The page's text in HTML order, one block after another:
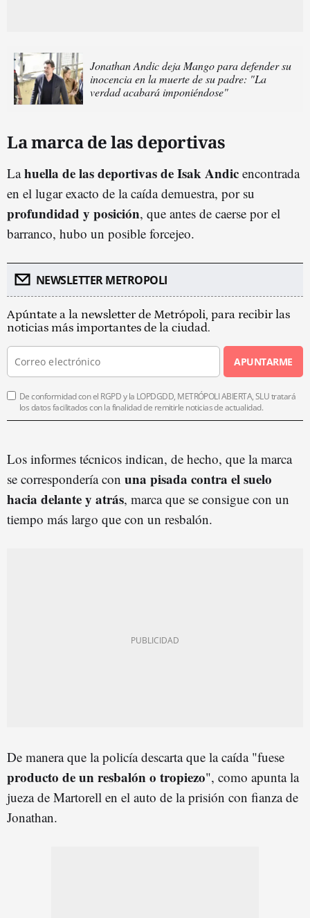
Jonathan Andic deja Mango para defender su
inocencia en la muerte de su padre: "La
verdad acabará imponiéndose"
La marca de las deportivas
Lahuella de las deportivas de Isak Andic encontrada
en el lugar exacto de la caída demuestra, por su
profundidad y posición, que antes de caerse por el
barranco, hubo un posible forcejeo.
NEWSLETTER METROPOLI
Apúntate a la newsletter de Metrópoli, para recibir las
noticias más importantes de la ciudad.
APUNTARME
De conformidad con el RGPD y la LOPDGDD, METRÓPOLI ABIERTA, SLU tratará
los datos facilitados con la finalidad de remitirle noticias de actualidad.
Los informes técnicos indican, de hecho, que la marca
se correspondería con una pisada contra el suelo
hacia delante y atrás, marca que se consigue con un
tiempo más largo que con un resbalón.
De manera que la policía descarta que la caída "fuese
producto de un resbalón o tropiezo", como apunta la
jueza de Martorell en el auto de la prisión con fianza de
Jonathan.